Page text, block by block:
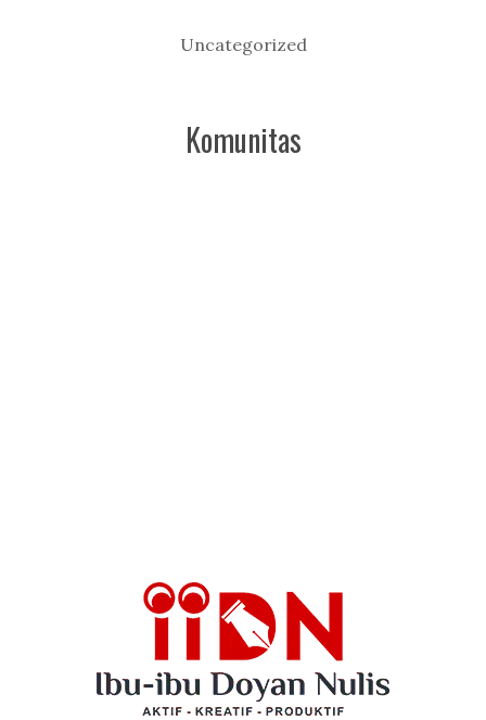
Uncategorized
Komunitas